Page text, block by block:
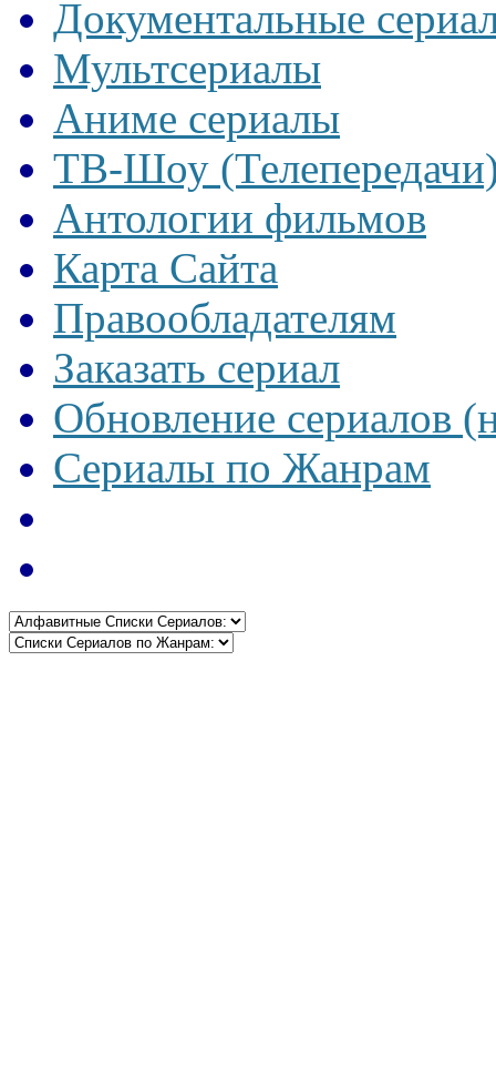
Документальные
Мультсериалы
Аниме сериалы
ТВ-Шоу
Антологии фильмов
Карта Сайта
Правообладателям
Заказать сериал
Обновление сериалов
Сериалы по Жанрам